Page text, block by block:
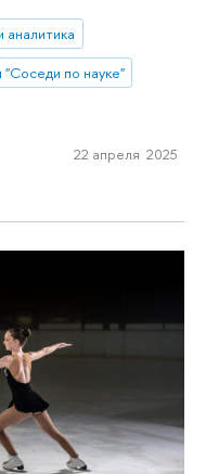
аналитика
по науке"
22 апреля 2025